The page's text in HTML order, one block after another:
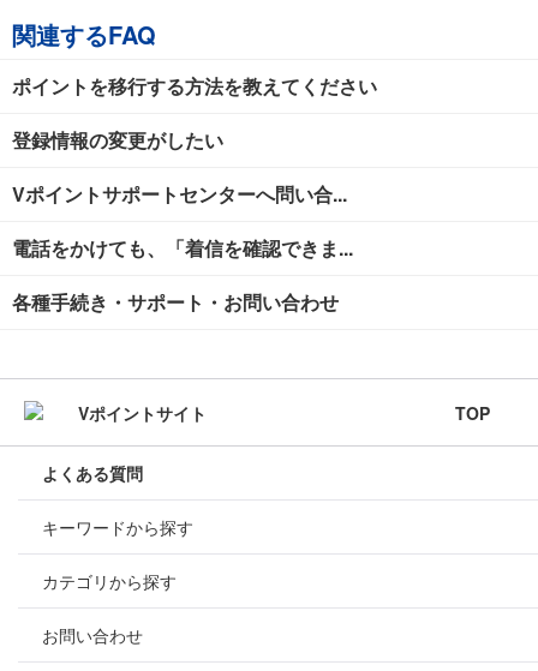
関連するFAQ
ポイントを移行する方法を教えてください
登録情報の変更がしたい
Vポイントサポートセンターへ問い合...
電話をかけても、「着信を確認できま...
各種手続き・サポート・お問い合わせ
TOP
よくある質問
キーワードから探す
カテゴリから探す
お問い合わせ